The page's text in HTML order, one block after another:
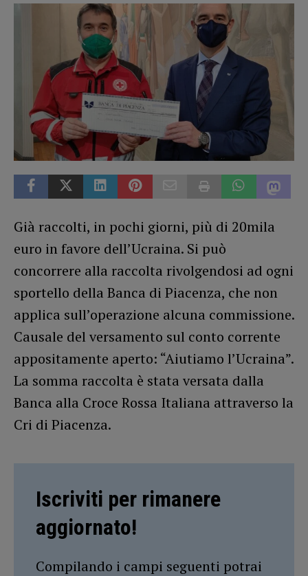
Già raccolti, in pochi giorni, più di 20mila
euro in favore dell’Ucraina. Si può
concorrere alla raccolta rivolgendosi ad ogni
sportello della Banca di Piacenza, che non
applica sull’operazione alcuna commissione.
Causale del versamento sul conto corrente
appositamente aperto: “Aiutiamo l’Ucraina”.
La somma raccolta è stata versata dalla
Banca alla Croce Rossa Italiana attraverso la
Cri di Piacenza.
Iscriviti per rimanere
aggiornato!
Compilando i campi seguenti potrai